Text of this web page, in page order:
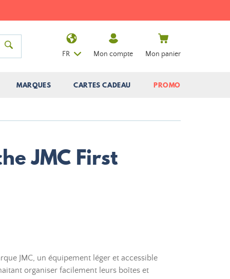
MARQUES CARTES CADEAU PROMO
FR Mon compte Mon panier
JMC First
JMC, un équipement léger et accessible
organiser facilement leurs boîtes et